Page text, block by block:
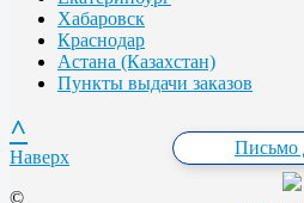
Хабаровск
Краснодар
Астана (Казахстан)
Пункты выдачи заказов
Письмо
^
Наверх
©